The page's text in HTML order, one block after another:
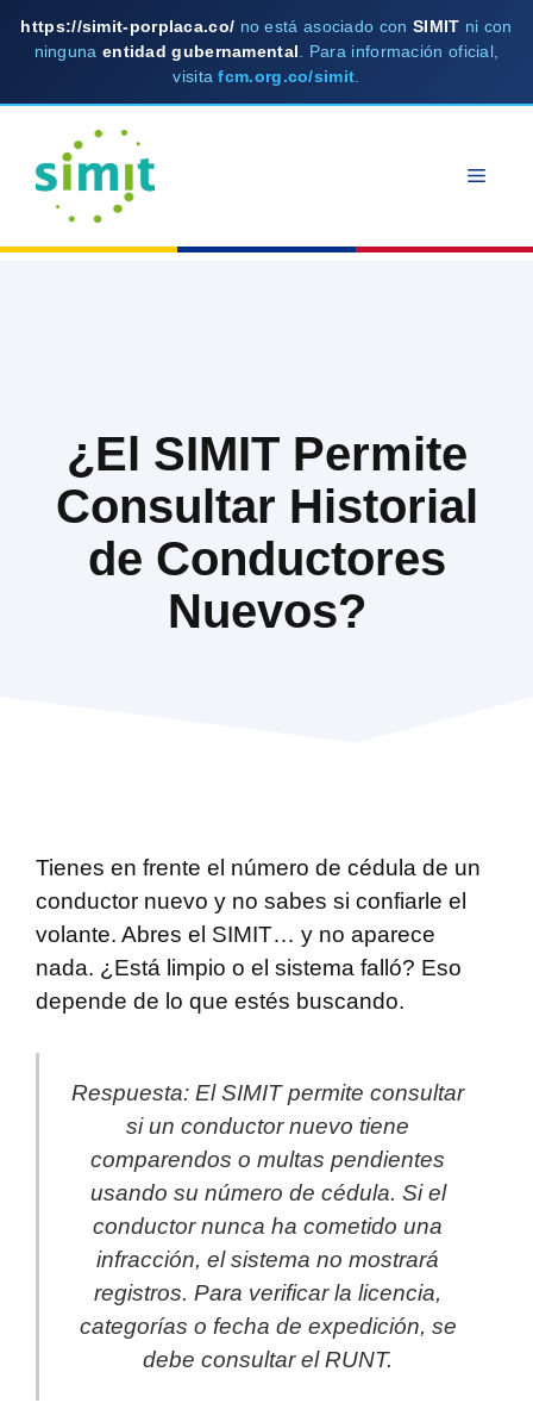
https://simit-porplaca.co/ no está asociado con SIMIT ni con
ninguna entidad gubernamental . Para información oficial,
visitafcm.org.co/simit
content
¿El SIMIT Permite
Consultar Historial
de Conductores
Nuevos?
Tienes en frente el número de cédula de un
conductor nuevo y no sabes si confiarle el
volante. Abres el SIMIT… y no aparece
nada. ¿Está limpio o el sistema falló? Eso
depende de lo que estés buscando.
Respuesta: El SIMIT permite consultar
si un conductor nuevo tiene
comparendos o multas pendientes
usando su número de cédula. Si el
conductor nunca ha cometido una
infracción, el sistema no mostrará
registros. Para verificar la licencia,
categorías o fecha de expedición, se
debe consultar el RUNT.